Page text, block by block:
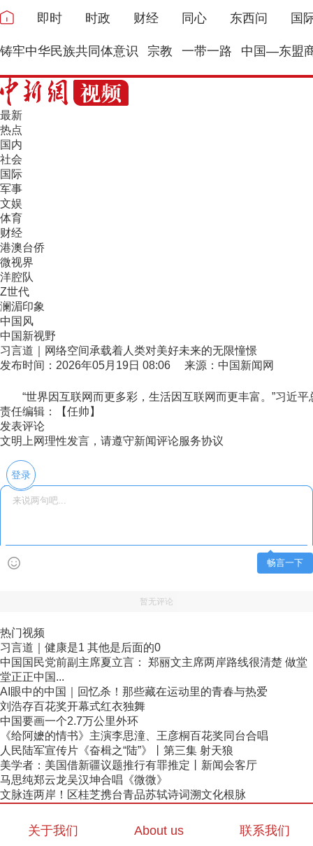
即时 时政 财经 同心 东西问 国
铸牢中华民族共同体意识 宗教 一带一路 中国—东盟
最新
热点
国内
社会
国际
军事
文娱
体育
财经
港澳台侨
微视界
洋腔队
Z世代
澜湄印象
中国风
中国新视野
习言道｜网络空间承载着人类对美好未来的无限憧憬
发布时间：2026年05月19日 08:06 来源：中国新闻网
“世界因互联网而更多彩，生活因互联网而更丰富。”习近平
责任编辑：【任帅】
发表评论
文明上网理性发言，请遵守新闻评论服务协议
登录
畅言一下
暂无评论
热门视频
习言道｜健康是1 其他是后面的0
中国国民党前副主席夏立言： 郑丽文主席两岸路线很清楚 做堂
堂正正中国...
AI眼中的中国｜回忆杀！那些藏在运动里的青春与热爱
刘浩存百花奖开幕式红衣独舞
中国要画一个2.7万公里外环
《给阿嬷的情书》主演李思潼、王彦桐百花奖同台合唱
人民陆军宣传片《奋楫之“陆”》丨第三集 射天狼
美学者：美国借新疆议题推行有罪推定丨新闻会客厅
马思纯郑云龙吴汉坤合唱《微微》
文脉连两岸！区桂芝携台青品苏轼诗词溯文化根脉
关于我们 About us 联系我们